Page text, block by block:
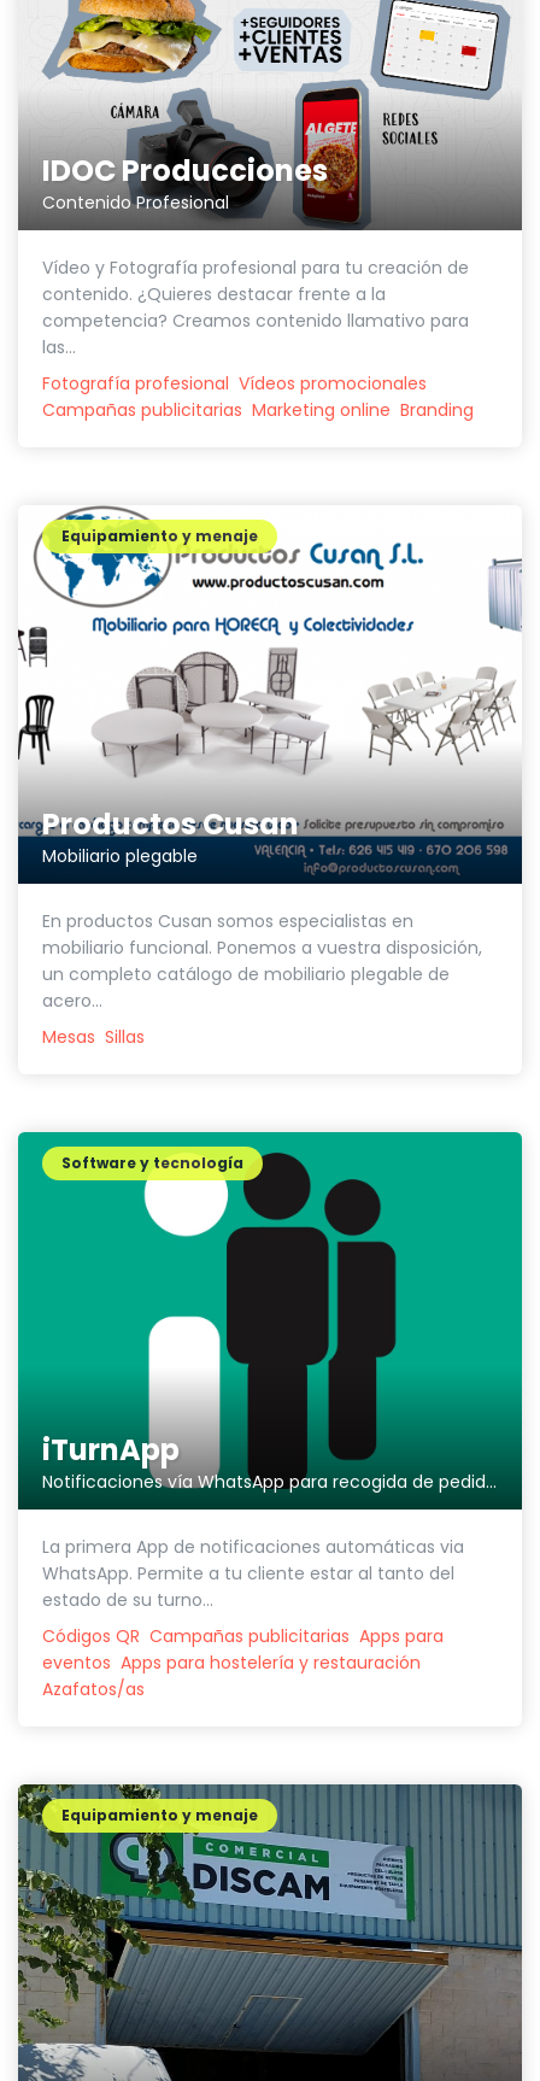
IDOC Producciones
Contenido Profesional
Vídeo y Fotografía profesional para tu creación de
contenido. ¿Quieres destacar frente a la
competencia? Creamos contenido llamativo para
las...
Fotografía profesional Vídeos promocionales
Campañas publicitarias Marketing online Branding
Productos Cusan
Mobiliario plegable
Equipamiento y menaje
En productos Cusan somos especialistas en
mobiliario funcional. Ponemos a vuestra disposición,
un completo catálogo de mobiliario plegable de
acero...
Mesas Sillas
iTurnApp
Notificaciones vía WhatsApp para recogida de pedidos
Software y tecnología
La primera App de notificaciones automáticas via
WhatsApp. Permite a tu cliente estar al tanto del
estado de su turno...
Códigos QR Campañas publicitarias Apps para
eventos Apps para hostelería y restauración
Azafatos/as
Equipamiento y menaje